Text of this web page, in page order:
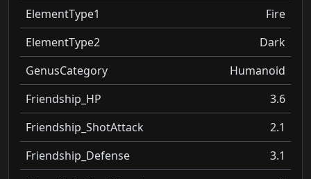
ElementType1
Fire
ElementType2
Dark
GenusCategory
Humanoid
Friendship_HP
3.6
Friendship_ShotAttack
2.1
Friendship_Defense
3.1